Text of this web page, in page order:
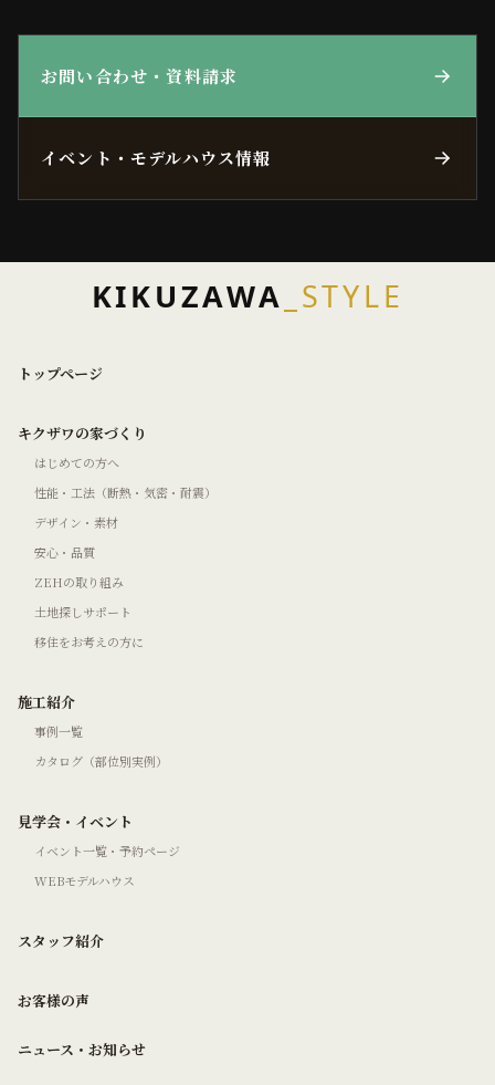
お問い合わせ・資料請求
イベント・モデルハウス情報
KIKUZAWA _STYLE
トップページ
キクザワの家づくり
はじめての方へ
性能・工法（断熱・気密・耐震）
デザイン・素材
安心・品質
ZEHの取り組み
土地探しサポート
移住をお考えの方に
施工紹介
事例一覧
カタログ（部位別実例）
見学会・イベント
イベント一覧・予約ページ
WEBモデルハウス
スタッフ紹介
お客様の声
ニュース・お知らせ